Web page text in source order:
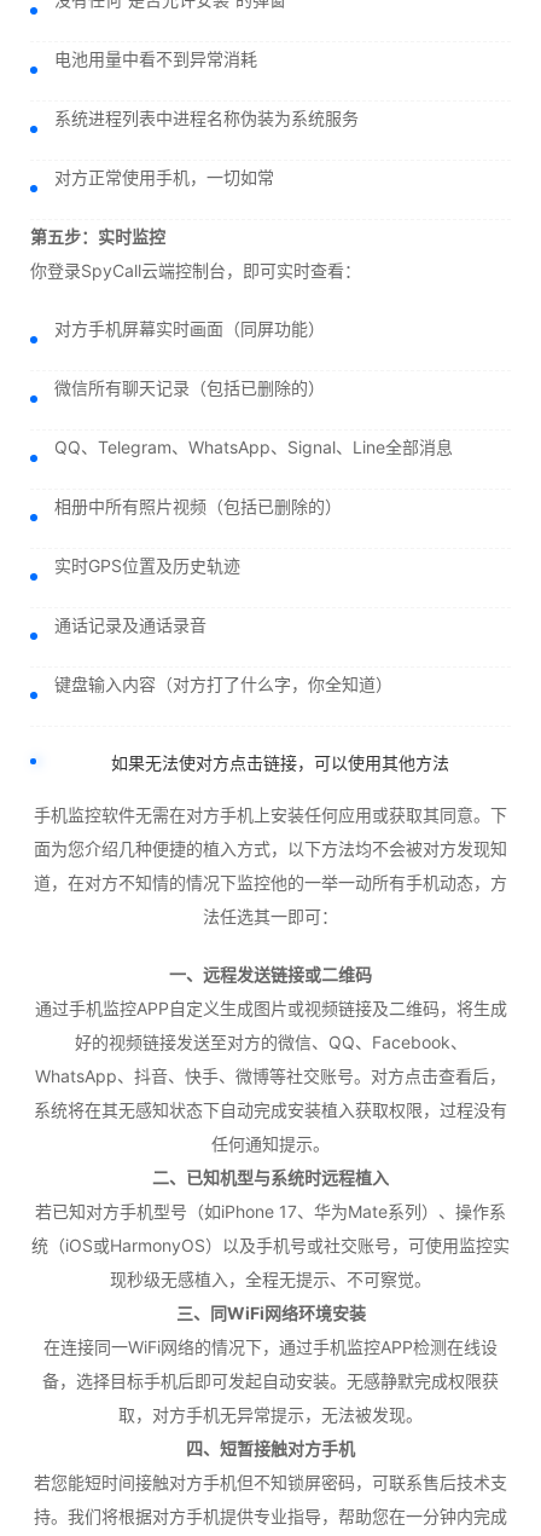
电池用量中看不到异常消耗
系统进程列表中进程名称伪装为系统服务
对方正常使用手机，一切如常
第五步：实时监控
你登录SpyCall云端控制台，即可实时查看：
对方手机屏幕实时画面（同屏功能）
微信所有聊天记录（包括已删除的）
QQ、Telegram、WhatsApp、Signal、Line全部消息
相册中所有照片视频（包括已删除的）
实时GPS位置及历史轨迹
通话记录及通话录音
键盘输入内容（对方打了什么字，你全知道）
如果无法使对方点击链接，可以使用其他方法
手机监控软件无需在对方手机上安装任何应用或获取其同意。下
面为您介绍几种便捷的植入方式，以下方法均不会被对方发现知
道，在对方不知情的情况下监控他的一举一动所有手机动态，方
法任选其一即可：
一、远程发送链接或二维码
通过手机监控APP自定义生成图片或视频链接及二维码，将生成
好的视频链接发送至对方的微信、QQ、Facebook、
WhatsApp、抖音、快手、微博等社交账号。对方点击查看后，
系统将在其无感知状态下自动完成安装植入获取权限，过程没有
任何通知提示。
二、已知机型与系统时远程植入
若已知对方手机型号（如iPhone 17、华为Mate系列）、操作系
统（iOS或HarmonyOS）以及手机号或社交账号，可使用监控实
现秒级无感植入，全程无提示、不可察觉。
三、同WiFi网络环境安装
在连接同一WiFi网络的情况下，通过手机监控APP检测在线设
备，选择目标手机后即可发起自动安装。无感静默完成权限获
取，对方手机无异常提示，无法被发现。
四、短暂接触对方手机
若您能短时间接触对方手机但不知锁屏密码，可联系售后技术支
持。我们将根据对方手机提供专业指导，帮助您在一分钟内完成